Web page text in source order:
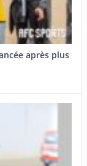
après plus